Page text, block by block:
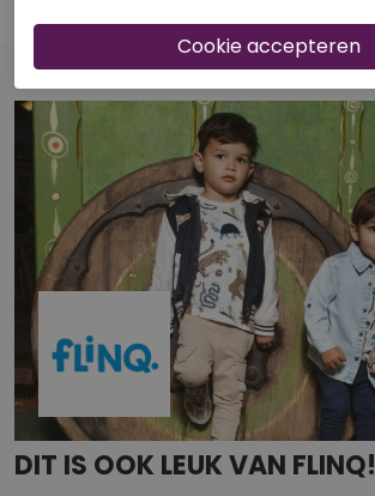
€ 7,99
€ 7,99
DIT IS OOK LEUK VAN FLINQ!